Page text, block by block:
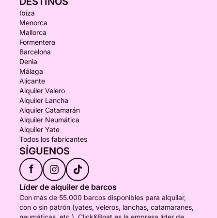
Ibiza
Menorca
Mallorca
Formentera
Barcelona
Denia
Málaga
Alicante
Alquiler Velero
Alquiler Lancha
Alquiler Catamarán
Alquiler Neumática
Alquiler Yate
Todos los fabricantes
SÍGUENOS
f
Líder de alquiler de barcos
Con más de 55.000 barcos disponibles para alquilar,
con o sin patrón (yates, veleros, lanchas, catamaranes,